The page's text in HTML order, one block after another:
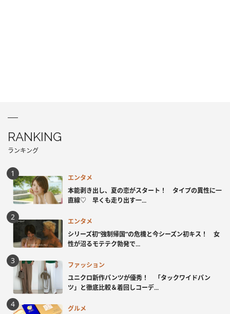
RANKING
ランキング
エンタメ
本能剥き出し、夏の恋がスタート！ タイプの異性に一
直線♡ 早くも走り出す一...
エンタメ
シリーズ初“強制帰国”の危機と今シーズン初キス！ 女
性が沼るモテテク勃発で...
ファッション
ユニクロ新作パンツが優秀！ 「タックワイドパン
ツ」と徹底比較＆着回しコーデ...
グルメ